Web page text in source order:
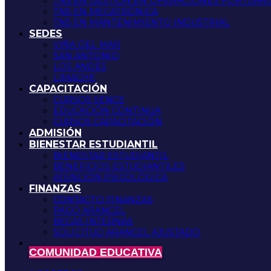
TNS EN MECATRÓNICA
TNS EN MANTENIMIENTO INDUSTRIAL
SEDES
VIÑA DEL MAR
SAN ANTONIO
LOS ANDES
LIMACHE
CAPACITACIÓN
CURSOS SENCE
EDUCACIÓN CONTINUA
CURSOS CAPACITACIÓN
ADMISIÓN
BIENESTAR ESTUDIANTIL
BIENESTAR ESTUDIANTIL
BENEFICIOS ESTUDIANTILES
ATENCIÓN PSICOLÓGICA
FINANZAS
CONTACTO FINANZAS
PAGO ARANCEL
BECAS INTERNAS
SOLICITUD ARANCEL AJUSTADO
COMUNIDAD EDUCATIVA